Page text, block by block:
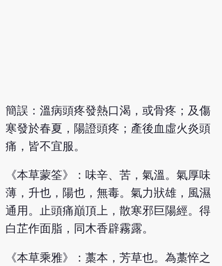
簡誤：溫病頭疼發熱口渴，或骨疼；及傷
寒發於春夏，陽證頭疼；產後血虛火炎頭
痛，皆不宜服。
《本草蒙筌》：味辛、苦，氣溫。氣厚味
薄，升也，陽也，無毒。氣力狀雄，風濕
通用。止頭痛巔頂上，散寒邪巨陽經。得
白芷作面脂，同木香辟霧露。
《本草乘雅》：藁本，芳草也。為藁悴之